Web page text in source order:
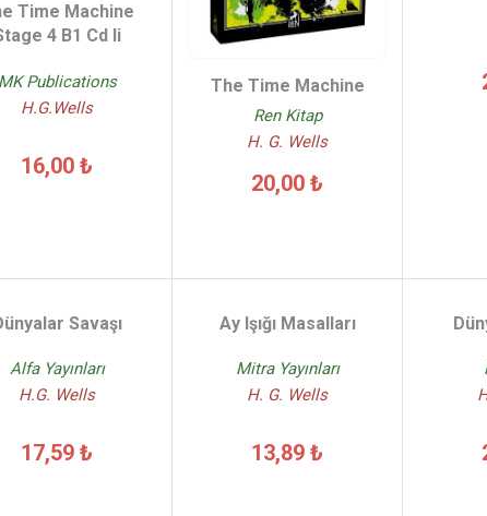
Time Machine
4 B1 Cd li
Publications
H.G.Wells
16,00 ₺
The Time Machine
Ren Kitap
H. G. Wells
20,00 ₺
Savaşı
Alfa Yayınları
H.G. Wells
17,59 ₺
Ay Işığı Masalları
Mitra Yayınları
H. G. Wells
13,89 ₺